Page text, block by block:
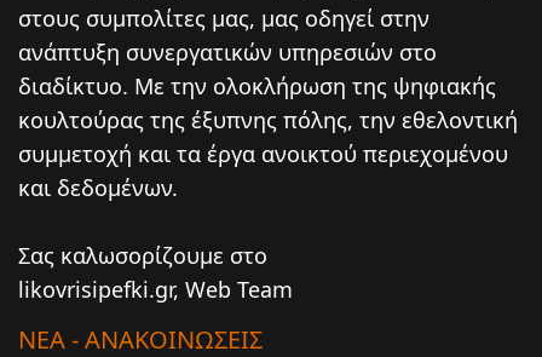
στους συμπολίτες μας, μας οδηγεί στην
ανάπτυξη συνεργατικών υπηρεσιών στο
διαδίκτυο. Mε την ολοκλήρωση της ψηφιακής
κουλτούρας της έξυπνης πόλης, την εθελοντική
συμμετοχή και τα έργα ανοικτού περιεχομένου
και δεδομένων.
Σας καλωσορίζουμε στο
likovrisipefki.gr, Web Team
ΝΕΑ - ΑΝΑΚΟΙΝΩΣΕΙΣ